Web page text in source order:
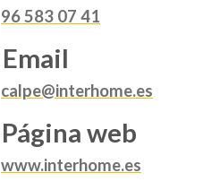
96 583 07 41
Email
calpe@interhome.es
Página web
www.interhome.es